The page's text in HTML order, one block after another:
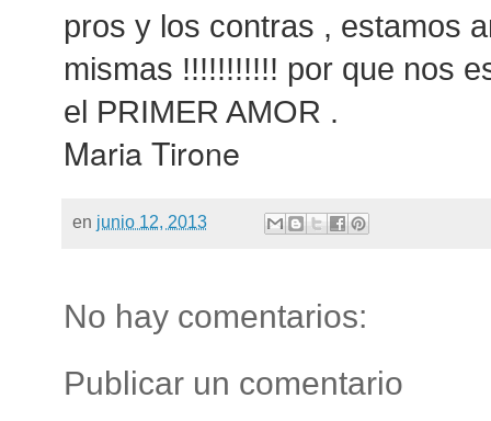
pros y los contras , estamos
mismas !!!!!!!!!!! por que nos
el PRIMER AMOR .
Maria Tirone
en junio 12, 2013
No hay comentarios:
Publicar un comentario